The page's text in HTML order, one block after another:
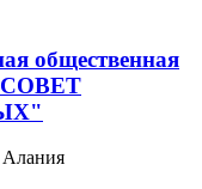
общественная
Алания